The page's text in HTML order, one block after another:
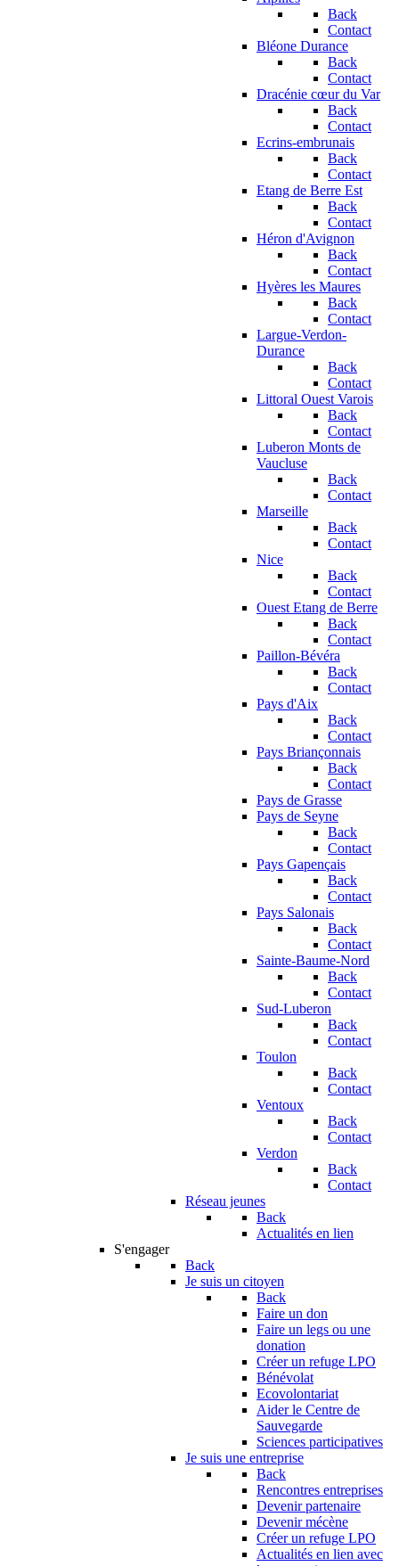
Back
Contact
Bléone Durance
Back
Contact
Dracénie cœur du Var
Back
Contact
Ecrins-embrunais
Back
Contact
Etang de Berre Est
Back
Contact
Héron d'Avignon
Back
Contact
Hyères les Maures
Back
Contact
Largue-Verdon-
Durance
Back
Contact
Littoral Ouest Varois
Back
Contact
Luberon Monts de
Vaucluse
Back
Contact
Marseille
Back
Contact
Nice
Back
Contact
Ouest Etang de Berre
Back
Contact
Paillon-Bévéra
Back
Contact
Pays d'Aix
Back
Contact
Pays Briançonnais
Back
Contact
Pays de Grasse
Pays de Seyne
Back
Contact
Pays Gapençais
Back
Contact
Pays Salonais
Back
Contact
Sainte-Baume-Nord
Back
Contact
Sud-Luberon
Back
Contact
Toulon
Back
Contact
Ventoux
Back
Contact
Verdon
Back
Contact
Réseau jeunes
Back
Actualités en lien
S'engager
Back
Je suis un citoyen
Back
Faire un don
Faire un legs ou une
donation
Créer un refuge LPO
Bénévolat
Ecovolontariat
Aider le Centre de
Sauvegarde
Sciences participatives
Je suis une entreprise
Back
Rencontres entreprises
Devenir partenaire
Devenir mécène
Créer un refuge LPO
Actualités en lien avec